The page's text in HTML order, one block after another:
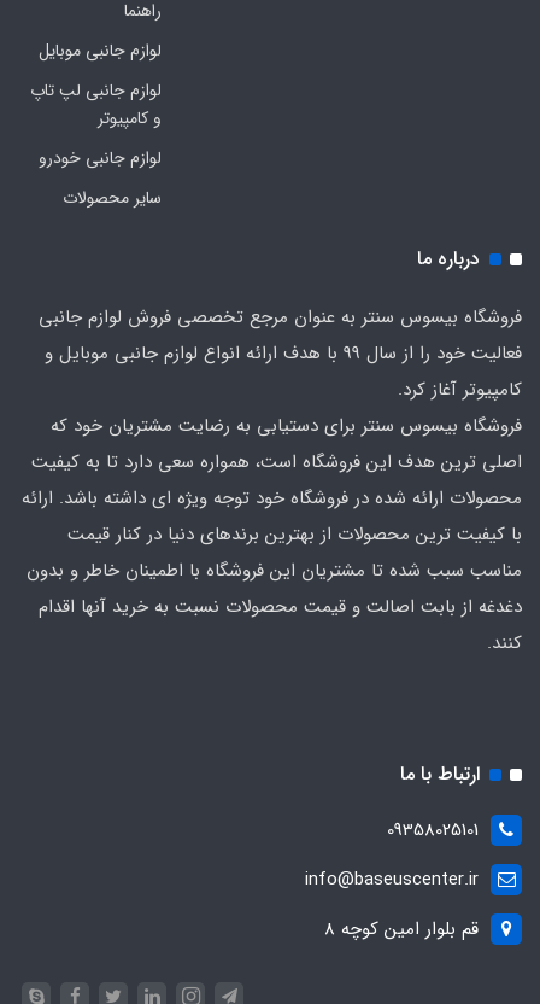
راهنما
لوازم جانبی موبایل
لوازم جانبی لپ تاپ
و کامپیوتر
لوازم جانبی خودرو
سایر محصولات
درباره ما
فروشگاه بیسوس سنتر به عنوان مرجع تخصصی فروش لوازم جانبی
فعالیت خود را از سال 99 با هدف ارائه انواع لوازم جانبی موبایل و
کامپیوتر آغاز کرد.
فروشگاه بیسوس سنتر برای دستیابی به رضایت مشتریان خود که
اصلی‌ ترین هدف این فروشگاه است، همواره سعی دارد تا به کیفیت
محصولات ارائه شده در فروشگاه خود توجه ویژه ای داشته باشد. ارائه
با کیفیت‌ ترین محصولات از بهترین برندهای دنیا در کنار قیمت
مناسب سبب شده تا مشتریان این فروشگاه با اطمینان خاطر و بدون
دغدغه از بابت اصالت و قیمت محصولات نسبت به خرید آنها اقدام
کنند.
ارتباط با ما
09358025101
info@baseuscenter.ir
قم بلوار امین کوچه 8